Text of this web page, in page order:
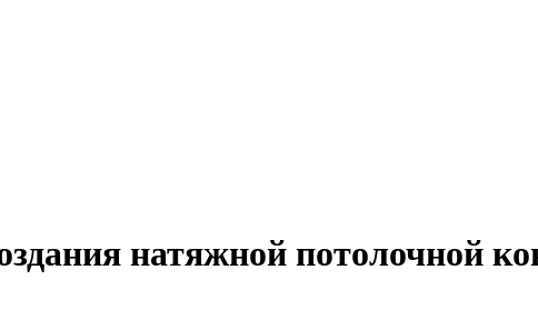
натяжной потолочной